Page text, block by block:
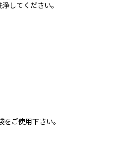
してください。
ご使用下さい。